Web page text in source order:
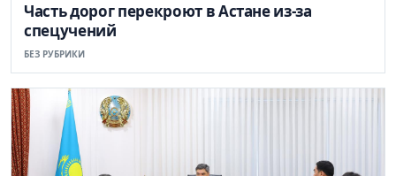
Часть дорог перекроют в Астане из-за
спецучений
БЕЗ РУБРИКИ